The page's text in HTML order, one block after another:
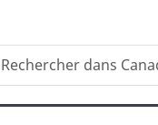
Recherche